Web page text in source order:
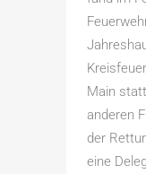
Main
anderen
der
eine